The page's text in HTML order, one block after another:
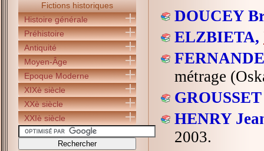
Fictions historiques
Histoire générale
Préhistoire
Antiquité
Moyen-Âge
Epoque Moderne
XIXè siècle
XXè siècle
XXIè siècle
DOUCEY
ELZBIETA,
métrage
HENRY
2003.